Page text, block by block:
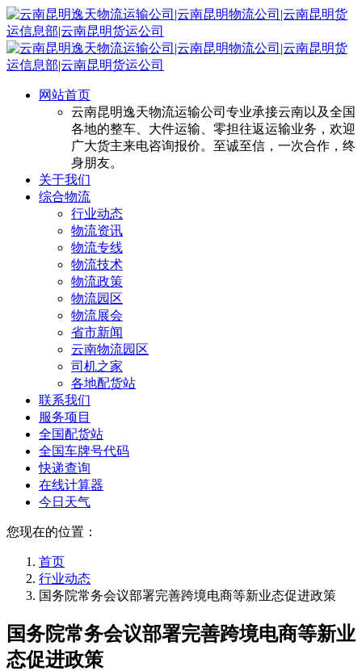
网站首页
云南昆明逸天物流运输公司专业承接云南以及全国
各地的整车、大件运输、零担往返运输业务，欢迎
广大货主来电咨询报价。至诚至信，一次合作，终
身朋友。
关于我们
综合物流
行业动态
物流资讯
物流专线
物流技术
物流政策
物流园区
物流展会
省市新闻
云南物流园区
司机之家
各地配货站
联系我们
服务项目
全国配货站
全国车牌号代码
快递查询
在线计算器
今日天气
您现在的位置：
首页
行业动态
国务院常务会议部署完善跨境电商等新业态促进政策
国务院常务会议部署完善跨境电商等新业
态促进政策